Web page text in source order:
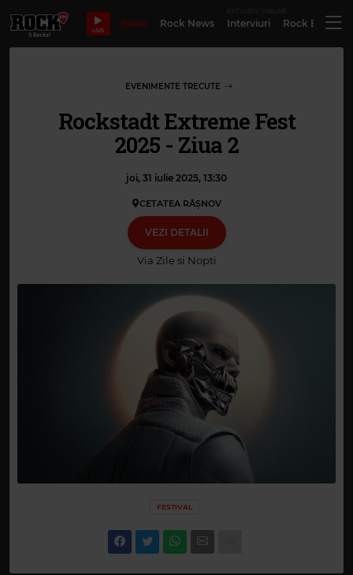
LIVE
Bilete Rock News Interviuri Rock
EVENIMENTE TRECUTE
Rockstadt Extreme Fest
2025 - Ziua 2
joi, 31 iulie 2025, 13:30
CETATEA RÂȘNOV
VEZI DETALII
Via Zile si Nopti
FESTIVAL